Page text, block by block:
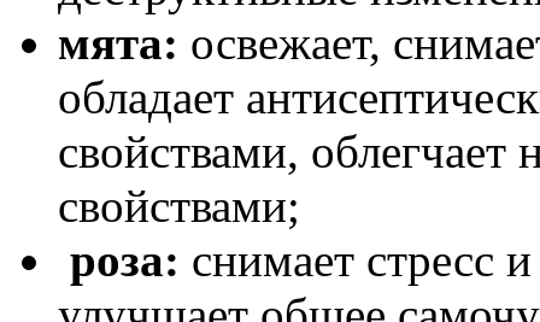
мята: освежает,
обладает
свойствами,
свойствами;
роза: снимает стресс